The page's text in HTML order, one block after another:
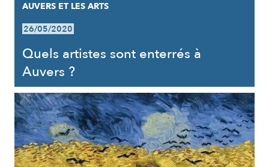
AUVERS ET LES ARTS
26/05/2020
Quels artistes sont enterrés à
Auvers ?